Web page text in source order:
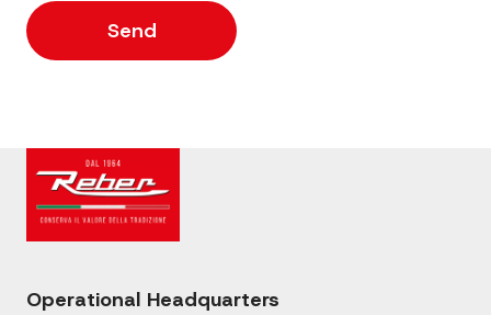
Operational Headquarters